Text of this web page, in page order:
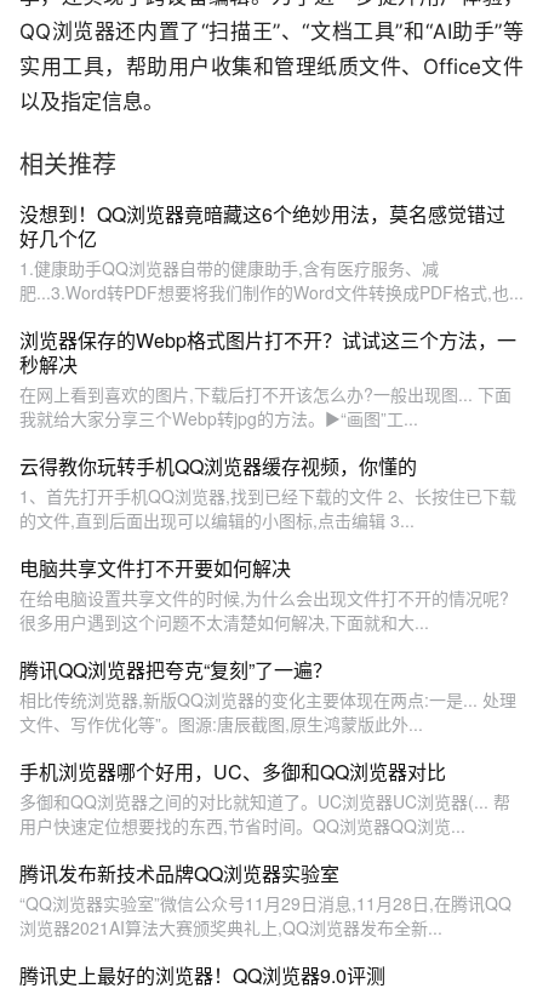
QQ浏览器还内置了“扫描王”、“文档工具”和“AI助手”等
实用工具，帮助用户收集和管理纸质文件、Office文件
以及指定信息。
相关推荐
没想到！QQ浏览器竟暗藏这6个绝妙用法，莫名感觉错过
好几个亿
1.健康助手QQ浏览器自带的健康助手,含有医疗服务、减
肥...3.Word转PDF想要将我们制作的Word文件转换成PDF格式,也...
浏览器保存的Webp格式图片打不开？试试这三个方法，一
秒解决
在网上看到喜欢的图片,下载后打不开该怎么办?一般出现图... 下面
我就给大家分享三个Webp转jpg的方法。▶“画图”工...
云得教你玩转手机QQ浏览器缓存视频，你懂的
1、首先打开手机QQ浏览器,找到已经下载的文件 2、长按住已下载
的文件,直到后面出现可以编辑的小图标,点击编辑 3...
电脑共享文件打不开要如何解决
在给电脑设置共享文件的时候,为什么会出现文件打不开的情况呢?
很多用户遇到这个问题不太清楚如何解决,下面就和大...
腾讯QQ浏览器把夸克“复刻”了一遍？
相比传统浏览器,新版QQ浏览器的变化主要体现在两点:一是... 处理
文件、写作优化等”。图源:唐辰截图,原生鸿蒙版此外...
手机浏览器哪个好用，UC、多御和QQ浏览器对比
多御和QQ浏览器之间的对比就知道了。UC浏览器UC浏览器(... 帮
用户快速定位想要找的东西,节省时间。QQ浏览器QQ浏览...
腾讯发布新技术品牌QQ浏览器实验室
“QQ浏览器实验室”微信公众号11月29日消息,11月28日,在腾讯QQ
浏览器2021AI算法大赛颁奖典礼上,QQ浏览器发布全新...
腾讯史上最好的浏览器！QQ浏览器9.0评测